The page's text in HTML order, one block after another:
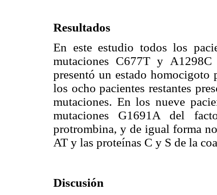
Resultados
En este estudio todos los
mutaciones C677T y
presentó un estado
los ocho pacientes restantes
mutaciones. En los nueve
mutaciones G1691A del
protrombina, y de igual forma
AT y las proteínas C y S de la
Discusión